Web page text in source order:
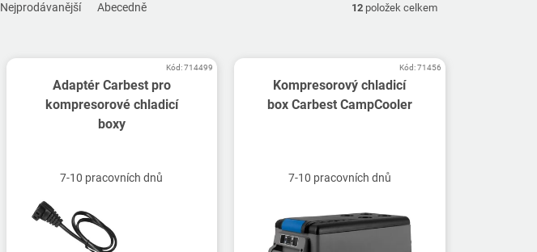
Nejprodávanější Abecedně 12 položek celkem
Adaptér Carbest pro
kompresorové chladicí
boxy
7-10 pracovních dnů
Kód:714499
Kompresorový chladicí
box Carbest CampCooler
7-10 pracovních dnů
Kód:71456